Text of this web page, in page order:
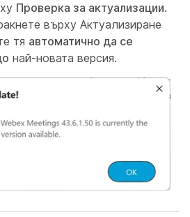
Проверка за актуализации.
върху Актуализиране
тя автоматично да се
най-новата версия.